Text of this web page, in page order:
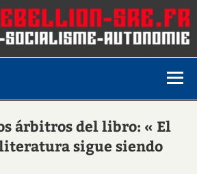
árbitros del libro: « El
sigue siendo